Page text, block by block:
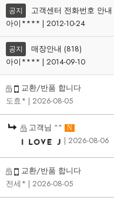
공지
고객센터 전화번호 안내
아이**** | 2012-10-24
공지
매장안내 (818)
아이**** | 2014-09-10
교환/반품 합니다
도효* | 2026-08-05
고객님 ^^ N
| 2026-08-06
교환/반품 합니다
전세* | 2026-08-05